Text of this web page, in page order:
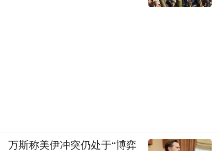
万斯称美伊冲突仍处于“博弈